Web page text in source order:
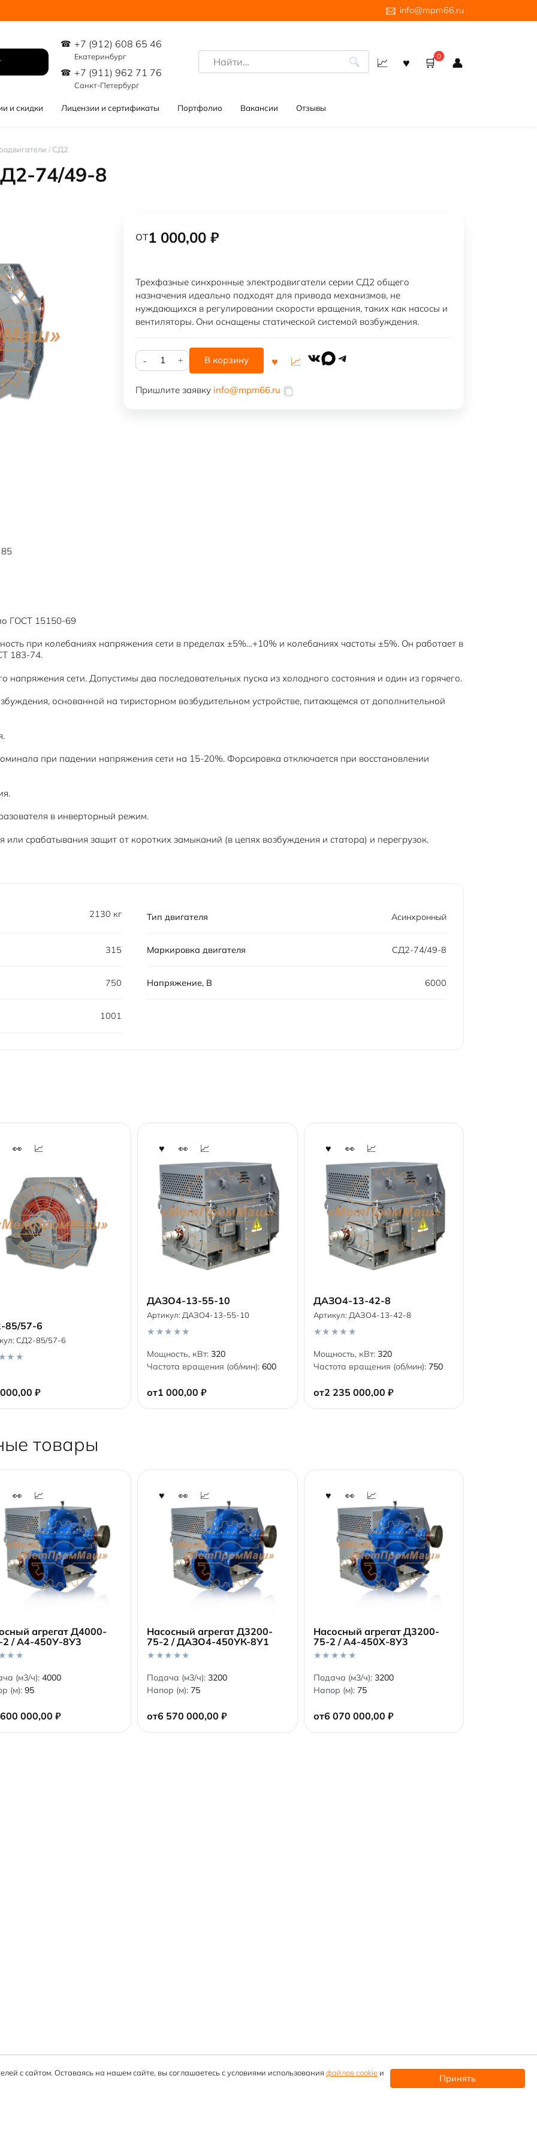
info@mpm66.ru
+7 (912) 608 65 46
Екатеринбург
+7 (911) 962 71 76
Санкт-Петербург
Search
for:
0
и скидки Лицензии и сертификаты Портфолио Вакансии Отзывы
/СД2
74/49-8
от1 000,00 ₽
Трехфазные синхронные электродвигатели серии СД2 общего
назначения идеально подходят для привода механизмов, не
нуждающихся в регулировании скорости вращения, таких как насосы и
вентиляторы. Они оснащены статической системой возбуждения.
Количество
товара
74/49-
В корзину VKMAXTelegram
Пришлите заявку info@mpm66.ru
ГОСТ 15150-69
при колебаниях напряжения сети в пределах ±5%…+10% и колебаниях частоты ±5%. Он работает в
183-74.
напряжения сети. Допустимы два последовательных пуска из холодного состояния и один из горячего.
основанной на тиристорном возбудительном устройстве, питающемся от дополнительной
при падении напряжения сети на 15-20%. Форсировка отключается при восстановлении
в инверторный режим.
или срабатывания защит от коротких замыканий (в цепях возбуждения и статора) и перегрузок.
2130 кг Тип двигателя Асинхронный
315 Маркировка двигателя СД2-74/49-8
750 Напряжение, В 6000
1001
В корзину
85/57-6
₽
СД2-85/57-6
ДАЗО4-13-55-10
от1 000,00 ₽
Артикул: ДАЗО4-13-55-10
0
o
u
f
Мощность, кВт: 320
Частота вращения (об/мин): 600
ДАЗО4-13-42-8
от2 235 000,00 ₽
Артикул: ДАЗО4-13-42-8
0
o
u
f
Мощность, кВт: 320
Частота вращения (об/мин): 750
товары
агрегат Д4000-
2 / А4-450У-8У3
000,00 ₽
(м3/ч): 4000
(м): 95
Насосный агрегат Д3200-
75-2 / ДАЗО4-450УК-8У1
от6 570 000,00 ₽
0
o
u
f
Подача (м3/ч): 3200
Напор (м): 75
Насосный агрегат Д3200-
75-2 / А4-450Х-8У3
от6 070 000,00 ₽
0
o
u
f
Подача (м3/ч): 3200
Напор (м): 75
с сайтом. Оставаясь на нашем сайте, вы соглашаетесь с условиями использования файлов cookie и
Принять